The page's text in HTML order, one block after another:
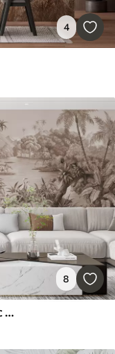
4
8
Murale Tropiques en noir et blanc dans des couleurs brunes